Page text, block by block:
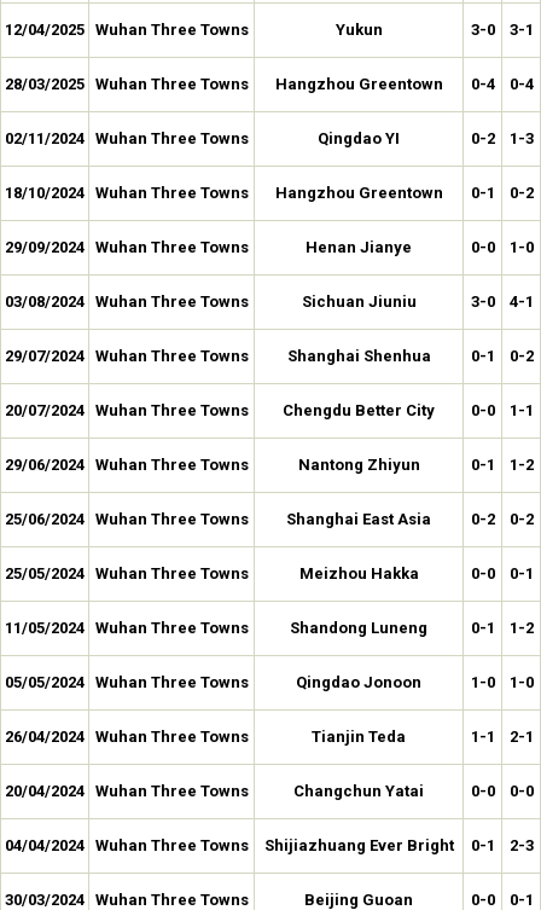
12/04/2025 Wuhan Three Towns Yukun 3-0 3-1
28/03/2025 Wuhan Three Towns Hangzhou Greentown 0-4 0-4
02/11/2024 Wuhan Three Towns Qingdao YI 0-2 1-3
18/10/2024 Wuhan Three Towns Hangzhou Greentown 0-1 0-2
29/09/2024 Wuhan Three Towns Henan Jianye 0-0 1-0
03/08/2024 Wuhan Three Towns Sichuan Jiuniu 3-0 4-1
29/07/2024 Wuhan Three Towns Shanghai Shenhua 0-1 0-2
20/07/2024 Wuhan Three Towns Chengdu Better City 0-0 1-1
29/06/2024 Wuhan Three Towns Nantong Zhiyun 0-1 1-2
25/06/2024 Wuhan Three Towns Shanghai East Asia 0-2 0-2
25/05/2024 Wuhan Three Towns Meizhou Hakka 0-0 0-1
11/05/2024 Wuhan Three Towns Shandong Luneng 0-1 1-2
05/05/2024 Wuhan Three Towns Qingdao Jonoon 1-0 1-0
26/04/2024 Wuhan Three Towns Tianjin Teda 1-1 2-1
20/04/2024 Wuhan Three Towns Changchun Yatai 0-0 0-0
04/04/2024 Wuhan Three Towns Shijiazhuang Ever Bright 0-1 2-3
30/03/2024 Wuhan Three Towns Beijing Guoan 0-0 0-1